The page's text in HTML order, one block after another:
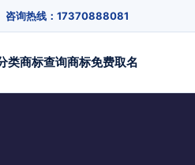
咨询热线：17370888081
类商标查询商标免费取名